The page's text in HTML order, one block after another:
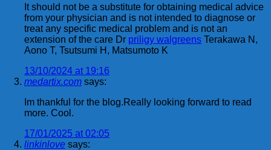
It should not be a substitute for obtaining medical advice
from your physician and is not intended to diagnose or
treat any specific medical problem and is not an
extension of the care Dr priligy walgreens Terakawa N,
Aono T, Tsutsumi H, Matsumoto K
13/10/2024 at 19:16
medartix.com says:
Im thankful for the blog.Really looking forward to read
more. Cool.
17/01/2025 at 02:05
linkinlove says: